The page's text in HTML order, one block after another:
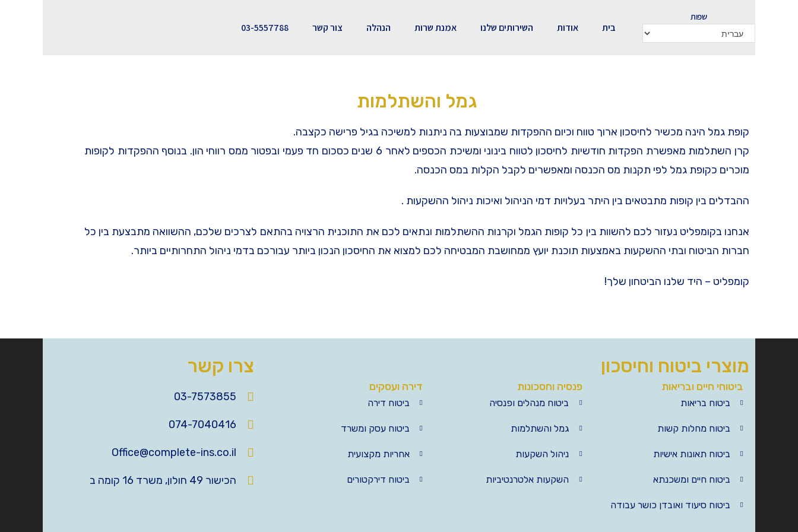
שפות
בית אודות השירותים שלנו אמנת שרות הנהלה צור קשר 03-5557788
גמל והשתלמות
קופת גמל הינה מכשיר לחיסכון ארוך טווח וכיום ההפקדות שמבוצעות בה ניתנות למשיכה בגיל פרישה כקצבה.
קרן השתלמות מאפשרת הפקדות חודשיות לחיסכון לטווח בינוני ומשיכת הכספים לאחר 6 שנים כסכום חד פעמי ובפטור ממס רווחי הון. בנוסף ההפקדות לקופות
מוכרים כקופת גמל לפי תקנות מס הכנסה ומאפשרים לקבל הקלות במס הכנסה.
ההבדלים בין קופות מתבטאים בין היתר בעלויות דמי הניהול ואיכות ניהול ההשקעות .
אנחנו בקומפליט נעזור לכם להשוות בין כל קופות הגמל וקרנות ההשתלמות ונתאים לכם את התוכנית הרצויה בהתאם לצרכים שלכם, ההשוואה מתבצעת בין כל
חברות הביטוח ובתי ההשקעות באמצעות תוכנת יועץ ממחושבת המבטיחה לכם למצוא את החיסכון הנכון ביותר עבורכם בדמי ניהול התחרותיים ביותר.
קומפליט – היד שלנו הביטחון שלך!
מוצרי ביטוח וחיסכון
ביטוחי חיים ובריאות
ביטוח בריאות
ביטוח מחלות קשות
ביטוח תאונות אישיות
ביטוח חיים ומשכנתא
ביטוח סיעוד ואובדן כושר עבודה
פנסיה וחסכונות
ביטוח מנהלים ופנסיה
גמל והשתלמות
ניהול השקעות
השקעות אלטרנטיביות
דירה ועסקים
ביטוח דירה
ביטוח עסק ומשרד
אחריות מקצועית
ביטוח דירקטורים
צרו קשר
03-7573855
074-7040416
Office@complete-ins.co.il
הכישור 49 חולון, משרד 16 קומה ב